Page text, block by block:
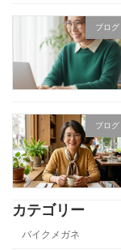
ブログ
ブログ
カテゴリー
バイクメガネ